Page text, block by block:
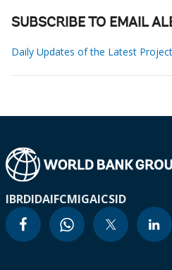
SUBSCRIBE TO EMAIL
Daily Updates of the Latest
IBRDIDAIFCMIGAICSID